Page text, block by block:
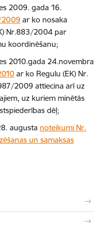
2009. gada 16.
2009 ar ko nosaka
Nr.883/2004 par
koordinēšanu;
2010.gada 24.novembra
ar ko Regulu (EK) Nr.
2009 attiecina arī uz
uz kuriem minētās
dēļ;
augusta noteikumi Nr.
un samaksas